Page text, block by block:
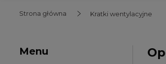
Strona główna Kratki wentylacyjne
Menu